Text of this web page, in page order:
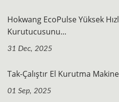
Hokwang EcoPulse Yüksek
Kurutucusunu...
31 Dec, 2025
Tak-Çalıştır El Kurutma
01 Sep, 2025